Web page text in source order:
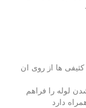
ها از روی ان
لوله را فراهم
دارد